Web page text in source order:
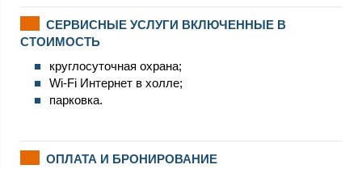
СЕРВИСНЫЕ УСЛУГИ ВКЛЮЧЕННЫЕ В
СТОИМОСТЬ
круглосуточная охрана;
Wi-Fi Интернет в холле;
парковка.
ОПЛАТА И БРОНИРОВАНИЕ